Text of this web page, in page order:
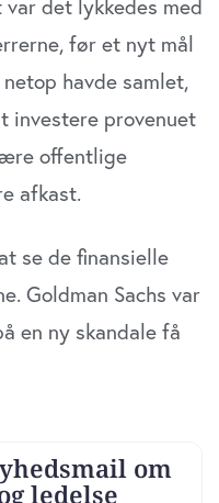
givet dem, eller som
tjenester. Du
du fortsætter med at
det lykkedes med
før et nyt mål
havde samlet,
investere provenuet
offentlige
afkast.
se de finansielle
Goldman Sachs var
en ny skandale få